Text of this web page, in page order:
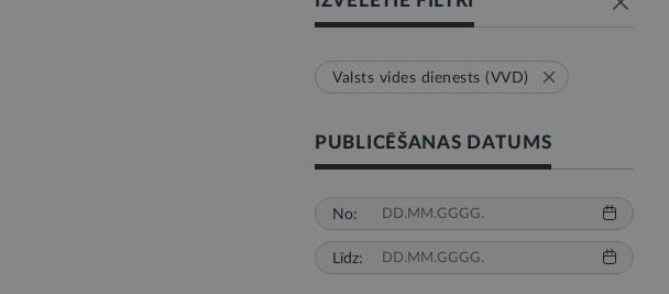
Valsts vides dienests (VVD)
PUBLICĒŠANAS DATUMS
No:
Līdz: